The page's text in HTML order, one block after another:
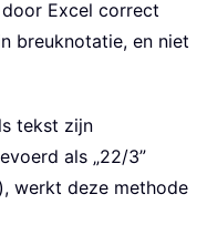
Excel correct
breuknotatie, en niet
tekst zijn
als „22/3”
werkt deze methode